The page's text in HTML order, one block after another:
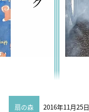
扇の森 2016年11月25日